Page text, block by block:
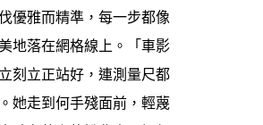
優雅而精準，每一步都像
地落在網格線上。「車影
刻立正站好，連測量尺都
她走到何手殘面前，輕蔑